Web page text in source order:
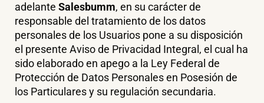
adelante Salesbumm, en su carácter de
responsable del tratamiento de los datos
personales de los Usuarios pone a su disposición
el presente Aviso de Privacidad Integral, el cual ha
sido elaborado en apego a la Ley Federal de
Protección de Datos Personales en Posesión de
los Particulares y su regulación secundaria.